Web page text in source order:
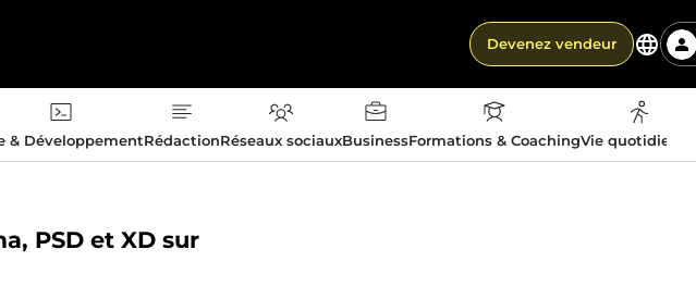
Devenez vendeur
& DéveloppementRédactionRéseaux sociauxBusinessFormations & CoachingVie
PSD et XD sur